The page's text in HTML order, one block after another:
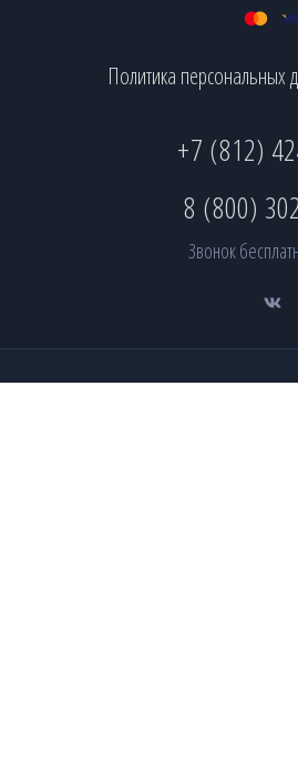
Политика персональных
+7 (812)
8 (800)
Звонок